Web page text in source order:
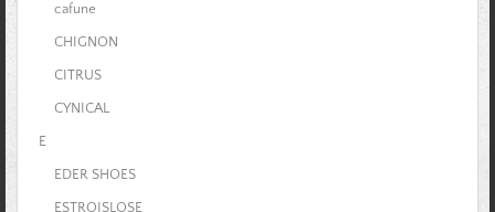
cafune
CHIGNON
CITRUS
CYNICAL
E
EDER SHOES
ESTROISLOSE